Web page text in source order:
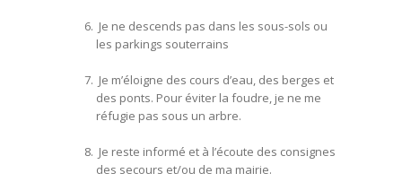
Je ne descends pas dans les sous-sols ou
les parkings souterrains
Je m’éloigne des cours d’eau, des berges et
des ponts. Pour éviter la foudre, je ne me
réfugie pas sous un arbre.
Je reste informé et à l’écoute des consignes
des secours et/ou de ma mairie.